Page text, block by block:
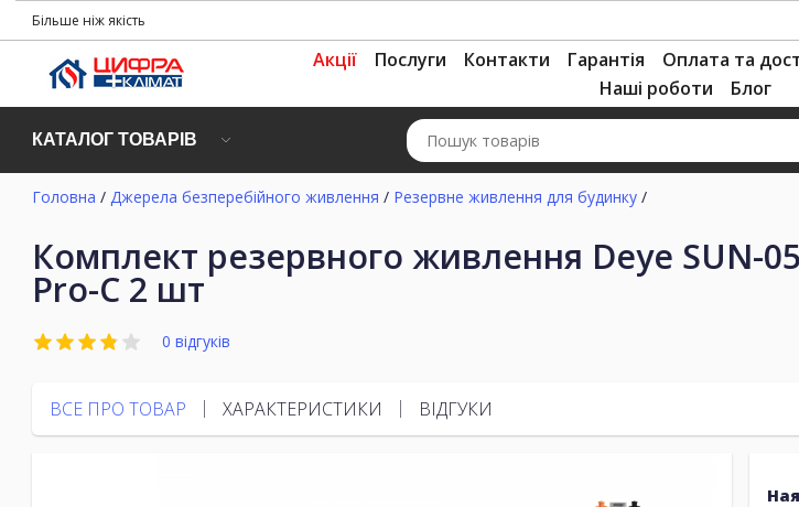
Більше ніж якість
Акції Послуги Контакти Гарантія Оплата та
Наші роботи
Блог
КАТАЛОГ ТОВАРІВ
Головна / Джерела безперебійного живлення / Резервне живлення для будинку /
Комплект резервного живлення Deye SUN-
Pro-С 2 шт
ВСЕ ПРО ТОВАР ХАРАКТЕРИСТИКИ ВІДГУКИ
0 відгуків